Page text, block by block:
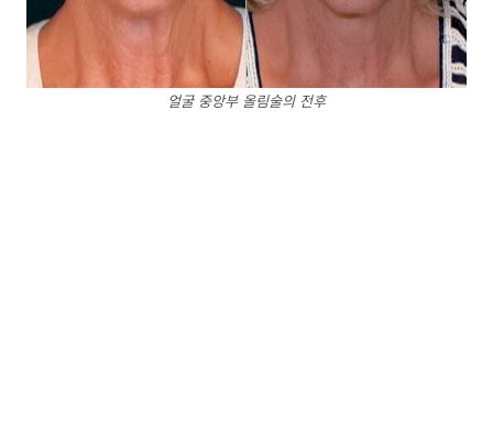
얼굴 중앙부 올림술의 전후